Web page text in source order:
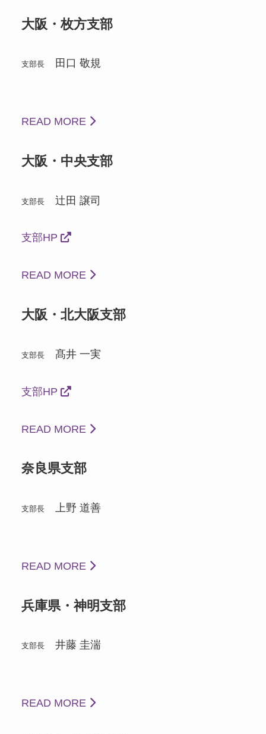
大阪・枚方支部
支部長田口 敬規
READ MORE
大阪・中央支部
支部長辻田 譲司
支部HP
READ MORE
大阪・北大阪支部
支部長髙井 一実
支部HP
READ MORE
奈良県支部
支部長上野 道善
READ MORE
兵庫県・神明支部
支部長井藤 圭湍
READ MORE